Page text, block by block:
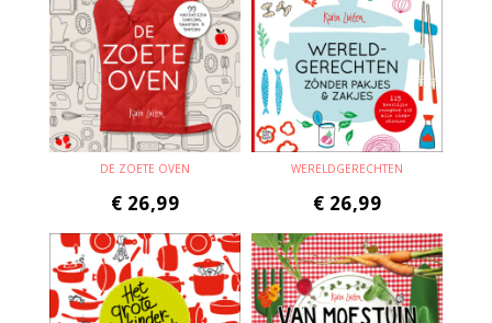
DE ZOETE OVEN
€ 26,99
WERELDGERECHTEN
€ 26,99